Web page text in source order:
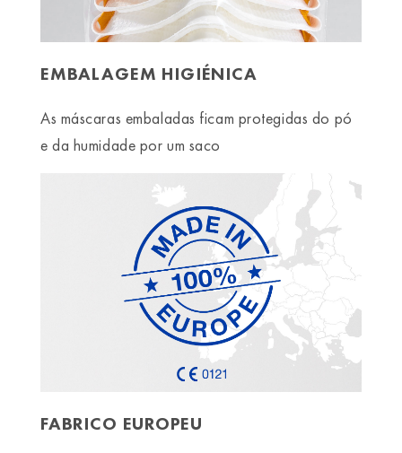
EMBALAGEM HIGIÉNICA
As máscaras embaladas ficam protegidas do pó
e da humidade por um saco
FABRICO EUROPEU